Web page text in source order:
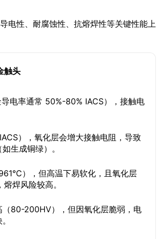
电性、耐腐蚀性、抗熔焊性等关键性能上
触头
电率通常 50%-80% IACS），接触电
），氧化层会增大接触电阻，导致
生成铜绿）。
），但高温下易软化，且氧化层
焊风险较高。
80-200HV），但因氧化层脆弱，电